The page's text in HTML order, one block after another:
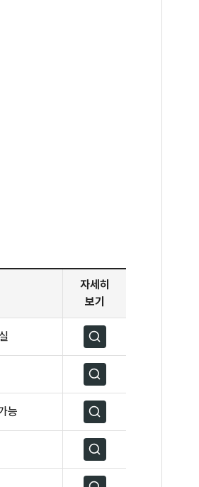
자세히
보기
자세히보기
자세히보기
능
자세히보기
자세히보기